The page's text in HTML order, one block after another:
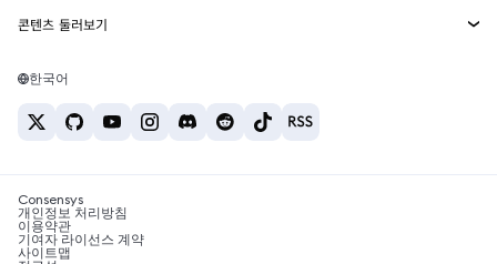
웹3 서비스
고객 지원
채용
테더 가격
USDT를 INR로 환전
BTC를 INR로 환전
ETH를 USDT로 환전
ETH 매수
USDT 매수
SHIB 매수
BNB 매수
콘텐츠 둘러보기
솔라나 지갑
암호화폐 세금 뉴스
암호화폐 매수 방법
한국어
Consensys
개인정보 처리방침
이용약관
기여자 라이선스 계약
사이트맵